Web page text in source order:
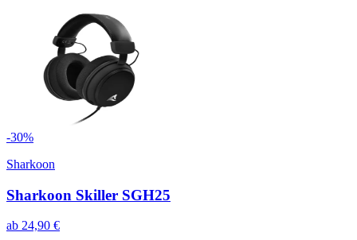
-30%
Sharkoon
Sharkoon Skiller SGH25
ab 24,90 €